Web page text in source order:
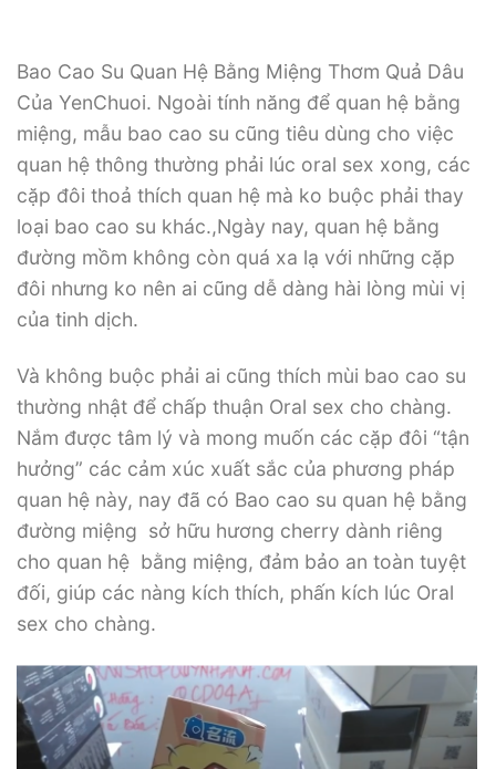
Bao Cao Su Quan Hệ Bằng Miệng Thơm Quả Dâu
Của YenChuoi. Ngoài tính năng để quan hệ bằng
miệng, mẫu bao cao su cũng tiêu dùng cho việc
quan hệ thông thường phải lúc oral sex xong, các
cặp đôi thoả thích quan hệ mà ko buộc phải thay
loại bao cao su khác.,Ngày nay, quan hệ bằng
đường mồm không còn quá xa lạ với những cặp
đôi nhưng ko nên ai cũng dễ dàng hài lòng mùi vị
của tinh dịch.
Và không buộc phải ai cũng thích mùi bao cao su
thường nhật để chấp thuận Oral sex cho chàng.
Nắm được tâm lý và mong muốn các cặp đôi “tận
hưởng” các cảm xúc xuất sắc của phương pháp
quan hệ này, nay đã có Bao cao su quan hệ bằng
đường miệng sở hữu hương cherry dành riêng
cho quan hệ bằng miệng, đảm bảo an toàn tuyệt
đối, giúp các nàng kích thích, phấn kích lúc Oral
sex cho chàng.